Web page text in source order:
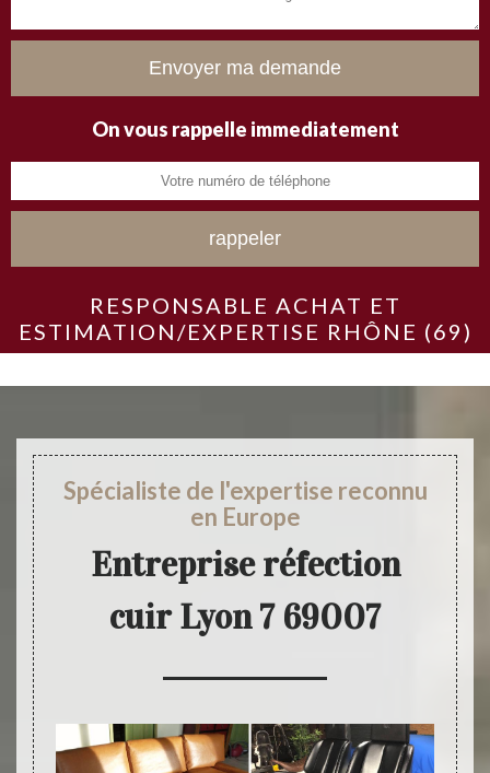
On vous rappelle immediatement
RESPONSABLE ACHAT ET
ESTIMATION/EXPERTISE RHÔNE (69)
Spécialiste de l'expertise reconnu
en Europe
Entreprise réfection
cuir Lyon 7 69007